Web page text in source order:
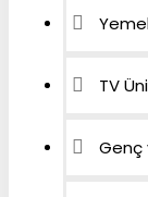
TV
Genç